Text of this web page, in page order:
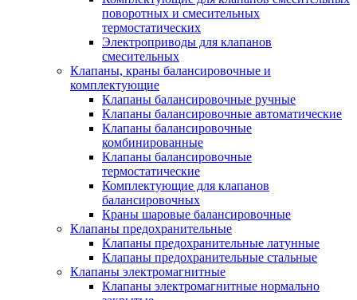
поворотных и смесительных
термостатических
Электроприводы для клапанов
смесительных
Клапаны, краны балансировочные и
комплектующие
Клапаны балансировочные ручные
Клапаны балансировочные автоматические
Клапаны балансировочные
комбинированные
Клапаны балансировочные
термостатические
Комплектующие для клапанов
балансировочных
Краны шаровые балансировочные
Клапаны предохранительные
Клапаны предохранительные латунные
Клапаны предохранительные стальные
Клапаны электромагнитные
Клапаны электромагнитные нормально